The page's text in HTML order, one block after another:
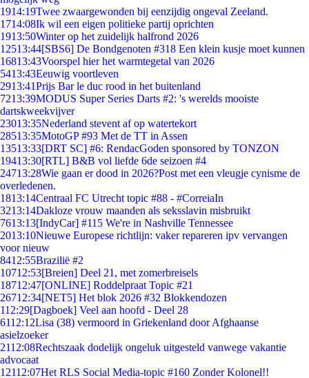
1914:19Twee zwaargewonden bij eenzijdig ongeval Zeeland.
1714:08Ik wil een eigen politieke partij oprichten
1913:50Winter op het zuidelijk halfrond 2026
12513:44[SBS6] De Bondgenoten #318 Een klein kusje moet kunnen
16813:43Voorspel hier het warmtegetal van 2026
5413:43Eeuwig voortleven
2913:41Prijs Bar le duc rood in het buitenland
7213:39MODUS Super Series Darts #2: 's werelds mooiste
dartskweekvijver
23013:35Nederland stevent af op watertekort
28513:35MotoGP #93 Met de TT in Assen
13513:33[DRT SC] #6: RendacGoden sponsored by TONZON
19413:30[RTL] B&B vol liefde 6de seizoen #4
24713:28Wie gaan er dood in 2026?Post met een vleugje cynisme de
overledenen.
1813:14Centraal FC Utrecht topic #88 - #CorreiaIn
3213:14Dakloze vrouw maanden als seksslavin misbruikt
7613:13[IndyCar] #115 We're in Nashville Tennessee
2013:10Nieuwe Europese richtlijn: vaker repareren ipv vervangen
voor nieuw
8412:55Brazilië #2
10712:53[Breien] Deel 21, met zomerbreisels
18712:47[ONLINE] Roddelpraat Topic #21
26712:34[NET5] Het blok 2026 #32 Blokkendozen
112:29[Dagboek] Veel aan hoofd - Deel 28
6112:12Lisa (38) vermoord in Griekenland door Afghaanse
asielzoeker
2112:08Rechtszaak dodelijk ongeluk uitgesteld vanwege vakantie
advocaat
12112:07Het RLS Social Media-topic #160 Zonder Kolonel!!